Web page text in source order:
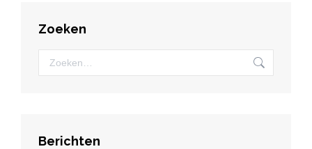
Zoeken
Zoeken:
Berichten